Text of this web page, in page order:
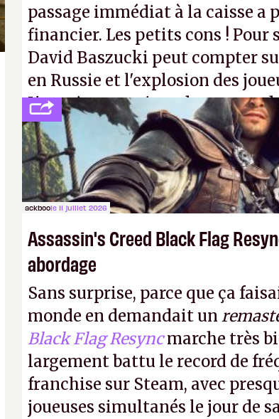
passage immédiat à la caisse a
financier. Les petits cons ! Pour
David Baszucki peut compter
en Russie et l'explosion des
L'avenir appartient donc aux
jamais que des enfants avec
ackboole 11 juillet 2026
Assassin's Creed Black Flag
abordage
Sans surprise, parce que ça
monde en demandait un
Black Flag Resyncmarche très
largement battu le record de
franchise sur Steam, avec
joueuses simultanés le jour de